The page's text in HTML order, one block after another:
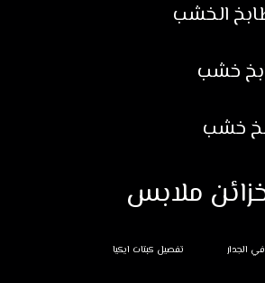
الخشب
خشب
خشب
ملابس
الجدار تفصيل كبتات ايكيا